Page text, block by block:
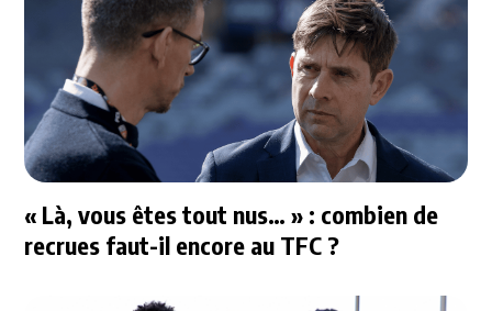
« Là, vous êtes tout nus… » : combien de
recrues faut-il encore au TFC ?